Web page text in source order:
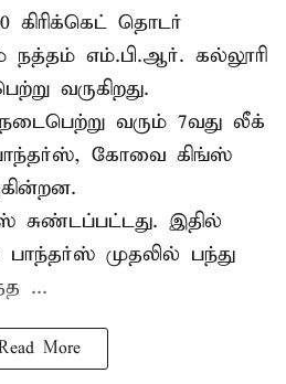
கிரிக்கெட் தொடர்
நத்தம் எம்.பி.ஆர். கல்லூரி
வருகிறது.
வரும் 7வது லீக்
கோவை கிங்ஸ்
சுண்டப்பட்டது. இதில்
முதலில் பந்து
...
More